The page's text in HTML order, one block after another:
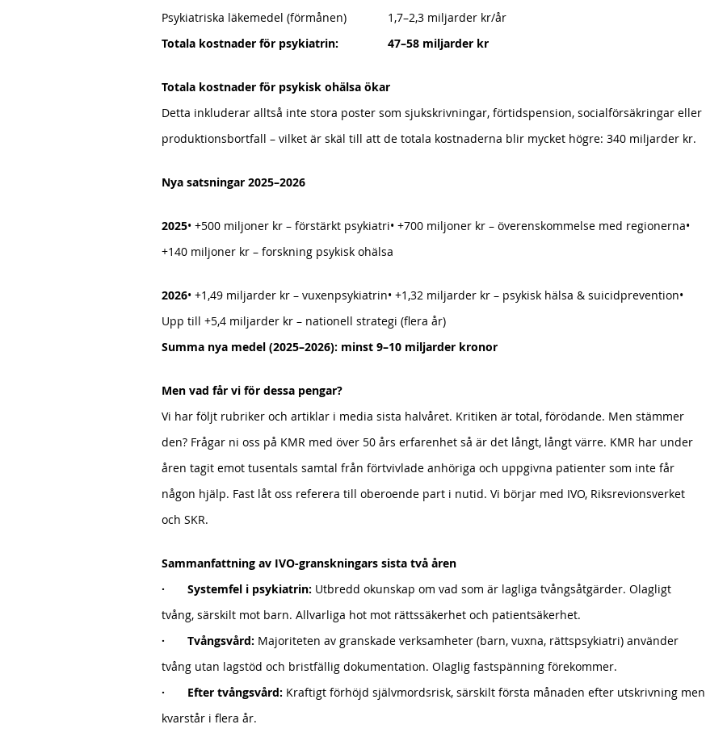
Psykiatriska läkemedel (förmånen)       	1,7–2,3 miljarder kr/år
Totala kostnader för psykiatrin:
47–58 miljarder kr
Totala kostnader för psykisk ohälsa ökar
Detta inkluderar alltså inte stora poster som sjukskrivningar, förtidspension, socialförsäkringar eller
produktionsbortfall – vilket är skäl till att de totala kostnaderna blir mycket högre: 340 miljarder kr.
Nya satsningar 2025–2026
2025• +500 miljoner kr – förstärkt psykiatri• +700 miljoner kr – överenskommelse med regionerna•
+140 miljoner kr – forskning psykisk ohälsa
2026• +1,49 miljarder kr – vuxenpsykiatrin• +1,32 miljarder kr – psykisk hälsa & suicidprevention•
Upp till +5,4 miljarder kr – nationell strategi (flera år)
Summa nya medel (2025–2026): minst 9–10 miljarder kronor
Men vad får vi för dessa pengar?
Vi har följt rubriker och artiklar i media sista halvåret. Kritiken är total, förödande. Men stämmer
den? Frågar ni oss på KMR med över 50 års erfarenhet så är det långt, långt värre. KMR har under
åren tagit emot tusentals samtal från förtvivlade anhöriga och uppgivna patienter som inte får
någon hjälp. Fast låt oss referera till oberoende part i nutid. Vi börjar med IVO, Riksrevionsverket
och SKR.
Sammanfattning av IVO-granskningars sista två åren
·
Systemfel i psykiatrin: Utbredd okunskap om vad som är lagliga tvångsåtgärder. Olagligt
tvång, särskilt mot barn. Allvarliga hot mot rättssäkerhet och patientsäkerhet.
·
Tvångsvård: Majoriteten av granskade verksamheter (barn, vuxna, rättspsykiatri) använder
tvång utan lagstöd och bristfällig dokumentation. Olaglig fastspänning förekommer.
·
Efter tvångsvård: Kraftigt förhöjd självmordsrisk, särskilt första månaden efter utskrivning men
kvarstår i flera år.